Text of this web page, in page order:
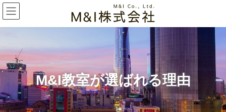
コ
ン
テ
へ
キ
プ
ナ
ビ
ゲ
ョ
に
動
M&I教室が選ばれる理由